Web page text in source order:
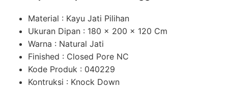
Material : Kayu Jati Pilihan
Ukuran Dipan : 180 x 200 x 120 Cm
Warna : Natural Jati
Finished : Closed Pore NC
Kode Produk : 040229
Kontruksi : Knock Down